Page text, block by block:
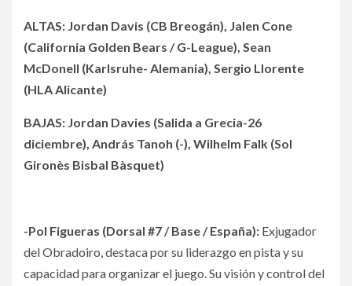
ALTAS: Jordan Davis (CB Breogán), Jalen Cone
(California Golden Bears / G-League), Sean
McDonell (Karlsruhe- Alemania), Sergio Llorente
(HLA Alicante)
BAJAS: Jordan Davies (Salida a Grecia-26
diciembre), András Tanoh (-), Wilhelm Falk (Sol
Gironès Bisbal Bàsquet)
-Pol Figueras (Dorsal #7 / Base / España): Exjugador
del Obradoiro, destaca por su liderazgo en pista y su
capacidad para organizar el juego. Su visión y control del